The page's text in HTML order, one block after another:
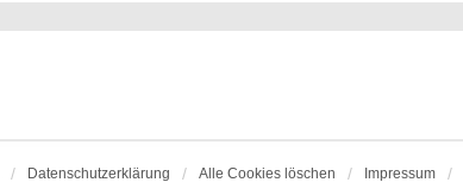
Datenschutzerklärung Alle Cookies löschen Impressum